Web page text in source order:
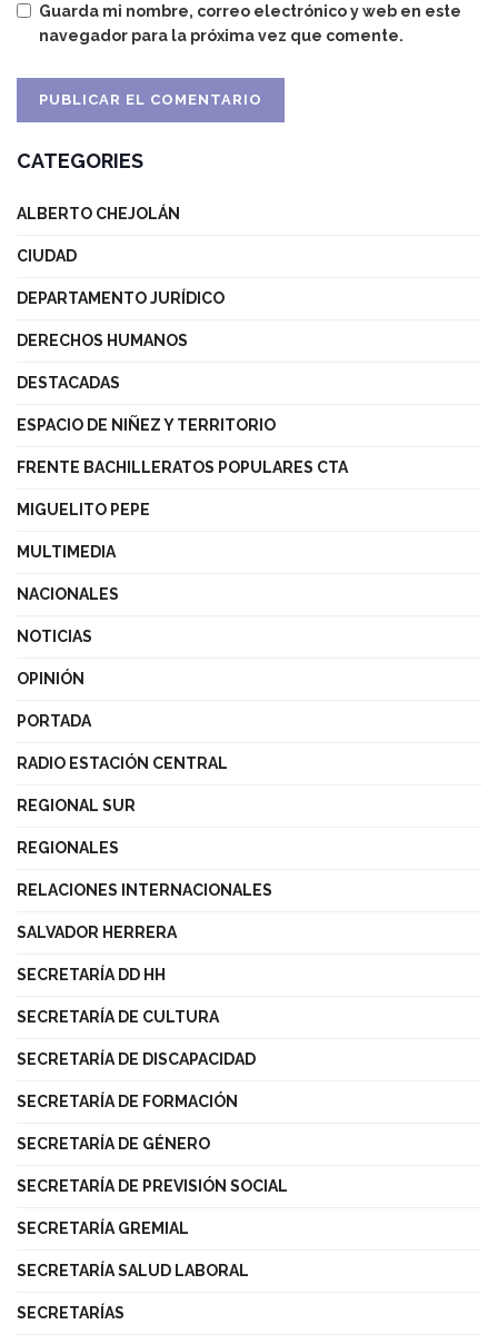
Guarda mi nombre, correo electrónico y web en este
navegador para la próxima vez que comente.
CATEGORIES
ALBERTO CHEJOLÁN
CIUDAD
DEPARTAMENTO JURÍDICO
DERECHOS HUMANOS
DESTACADAS
ESPACIO DE NIÑEZ Y TERRITORIO
FRENTE BACHILLERATOS POPULARES CTA
MIGUELITO PEPE
MULTIMEDIA
NACIONALES
NOTICIAS
OPINIÓN
PORTADA
RADIO ESTACIÓN CENTRAL
REGIONAL SUR
REGIONALES
RELACIONES INTERNACIONALES
SALVADOR HERRERA
SECRETARÍA DD HH
SECRETARÍA DE CULTURA
SECRETARÍA DE DISCAPACIDAD
SECRETARÍA DE FORMACIÓN
SECRETARÍA DE GÉNERO
SECRETARÍA DE PREVISIÓN SOCIAL
SECRETARÍA GREMIAL
SECRETARÍA SALUD LABORAL
SECRETARÍAS